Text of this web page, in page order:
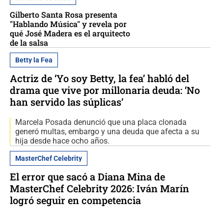
Gilberto Santa Rosa presenta
"Hablando Música" y revela por
qué José Madera es el arquitecto
de la salsa
Betty la Fea
Actriz de ‘Yo soy Betty, la fea’ habló del
drama que vive por millonaria deuda: ‘No
han servido las súplicas’
Marcela Posada denunció que una placa clonada
generó multas, embargo y una deuda que afecta a su
hija desde hace ocho años.
MasterChef Celebrity
El error que sacó a Diana Mina de
MasterChef Celebrity 2026: Iván Marín
logró seguir en competencia